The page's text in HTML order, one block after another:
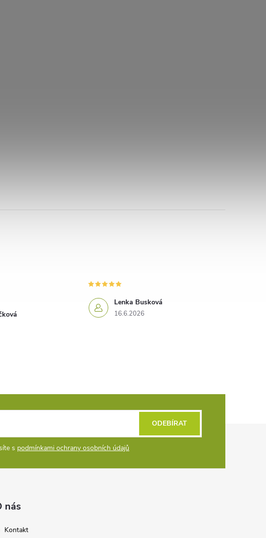
Lenka Busková
16.6.2026
s podmínkami ochrany osobních údajů
ODEBÍRAT
nás
Kontakt